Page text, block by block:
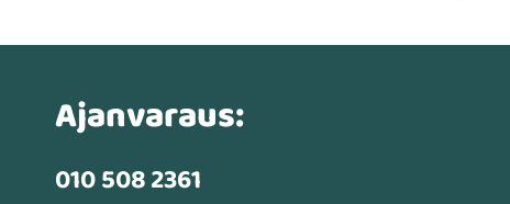
Ajanvaraus:
010 508 2361